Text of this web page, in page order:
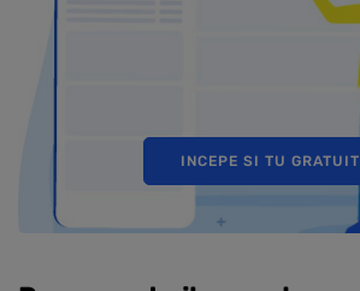
INCEPE SI TU GRATUIT